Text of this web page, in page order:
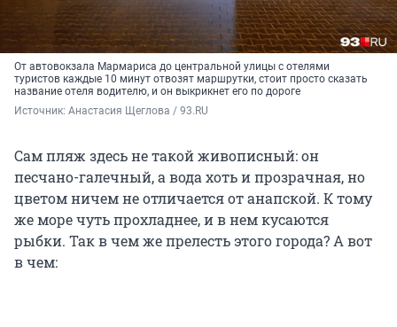
От автовокзала Мармариса до центральной улицы с отелями
туристов каждые 10 минут отвозят маршрутки, стоит просто сказать
название отеля водителю, и он выкрикнет его по дороге
Источник: Анастасия Щеглова / 93.RU
Сам пляж здесь не такой живописный: он
песчано-галечный, а вода хоть и прозрачная, но
цветом ничем не отличается от анапской. К тому
же море чуть прохладнее, и в нем кусаются
рыбки. Так в чем же прелесть этого города? А вот
в чем: